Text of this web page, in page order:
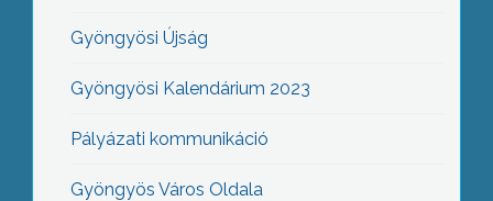
Gyöngyösi Újság
Gyöngyösi Kalendárium 2023
Pályázati kommunikáció
Gyöngyös Város Oldala